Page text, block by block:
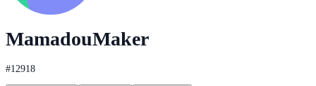
MamadouMaker
#12918